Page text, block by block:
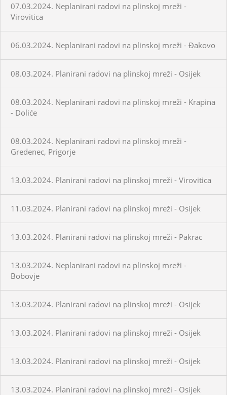
07.03.2024. Neplanirani radovi na plinskoj mreži -
Virovitica
06.03.2024. Neplanirani radovi na plinskoj mreži - Đakovo
08.03.2024. Planirani radovi na plinskoj mreži - Osijek
08.03.2024. Neplanirani radovi na plinskoj mreži - Krapina
- Doliće
08.03.2024. Neplanirani radovi na plinskoj mreži -
Gredenec, Prigorje
13.03.2024. Planirani radovi na plinskoj mreži - Virovitica
11.03.2024. Planirani radovi na plinskoj mreži - Osijek
13.03.2024. Planirani radovi na plinskoj mreži - Pakrac
13.03.2024. Neplanirani radovi na plinskoj mreži -
Bobovje
13.03.2024. Planirani radovi na plinskoj mreži - Osijek
13.03.2024. Planirani radovi na plinskoj mreži - Osijek
13.03.2024. Planirani radovi na plinskoj mreži - Osijek
13.03.2024. Planirani radovi na plinskoj mreži - Osijek